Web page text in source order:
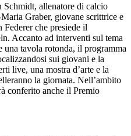
allenatore di calcio
Graber, giovane scrittrice e
Federer che presiede il
Accanto ad interventi sul tema
una tavola rotonda, il programma
sui giovani e la
live, una mostra d’arte e la
la giornata. Nell’ambito
conferito anche il Premio